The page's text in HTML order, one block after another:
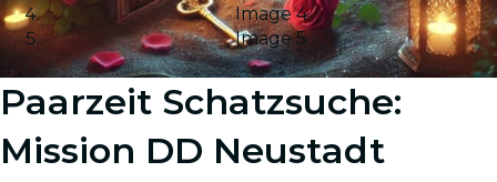
Image 4
Image 5
Paarzeit Schatzsuche:
Mission DD Neustadt